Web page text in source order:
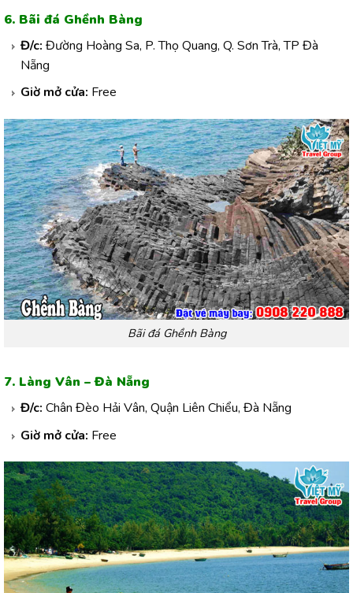
6. Bãi đá Ghềnh Bàng
Đ/c: Đường Hoàng Sa, P. Thọ Quang, Q. Sơn Trà, TP Đà
Nẵng
Giờ mở cửa: Free
Bãi đá Ghềnh Bàng
7. Làng Vân – Đà Nẵng
Đ/c: Chân Đèo Hải Vân, Quận Liên Chiểu, Đà Nẵng
Giờ mở cửa: Free